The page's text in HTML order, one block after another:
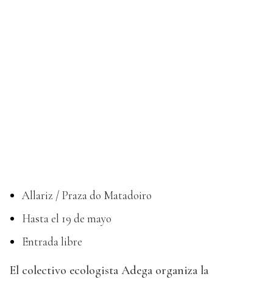
Allariz / Praza do Matadoiro
Hasta el 19 de mayo
Entrada libre
El colectivo ecologista Adega organiza la